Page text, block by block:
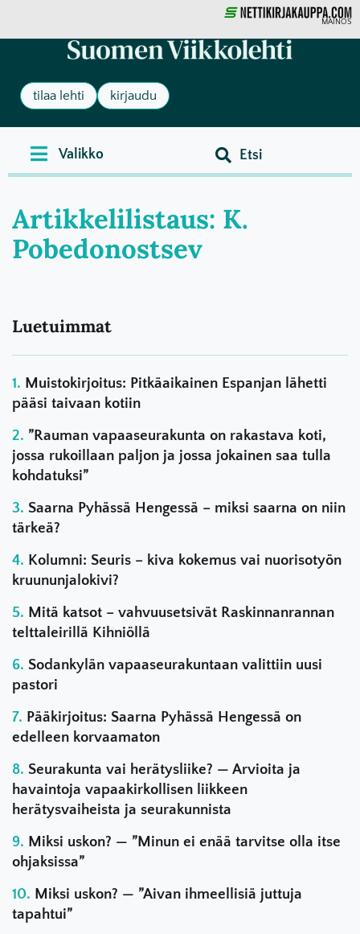
MAINOS
tilaa lehti kirjaudu
Artikkelilistaus: K.
Pobedonostsev
Luetuimmat
Muistokirjoitus: Pitkäaikainen Espanjan lähetti
pääsi taivaan kotiin
”Rauman vapaaseurakunta on rakastava koti,
jossa rukoillaan paljon ja jossa jokainen saa tulla
kohdatuksi”
Saarna Pyhässä Hengessä – miksi saarna on niin
tärkeä?
Kolumni: Seuris – kiva kokemus vai nuorisotyön
kruununjalokivi?
Mitä katsot – vahvuusetsivät Raskinnanrannan
telttaleirillä Kihniöllä
Sodankylän vapaaseurakuntaan valittiin uusi
pastori
Pääkirjoitus: Saarna Pyhässä Hengessä on
edelleen korvaamaton
Seurakunta vai herätysliike? — Arvioita ja
havaintoja vapaakirkollisen liikkeen
herätysvaiheista ja seurakunnista
Miksi uskon? — ”Minun ei enää tarvitse olla itse
ohjaksissa”
Miksi uskon? — ”Aivan ihmeellisiä juttuja
tapahtui”